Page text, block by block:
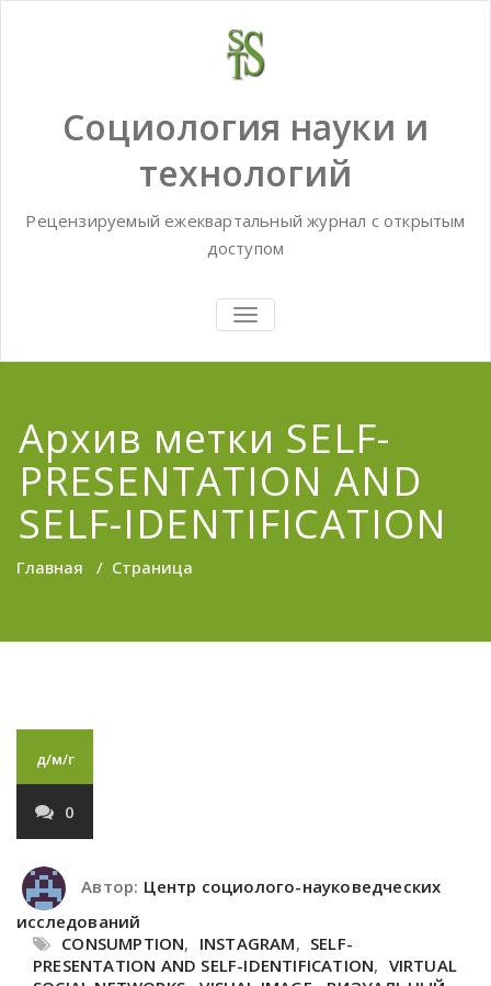
Социология науки и
технологий
Рецензируемый ежеквартальный журнал с открытым
доступом
TOGGLE
NAVIGATION
Архив метки SELF-
PRESENTATION AND
SELF-IDENTIFICATION
Главная / Страница
д/м/г
0
Автор: Центр социолого-науковедческих
исследований
CONSUMPTION, INSTAGRAM, SELF-
PRESENTATION AND SELF-IDENTIFICATION, VIRTUAL